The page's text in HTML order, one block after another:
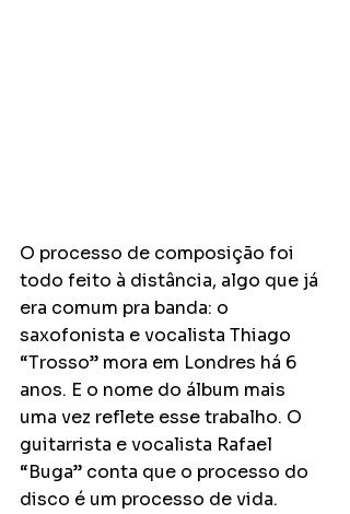
O processo de composição foi
todo feito à distância, algo que já
era comum pra banda: o
saxofonista e vocalista Thiago
“Trosso” mora em Londres há 6
anos. E o nome do álbum mais
uma vez reflete esse trabalho. O
guitarrista e vocalista Rafael
“Buga” conta que o processo do
disco é um processo de vida.